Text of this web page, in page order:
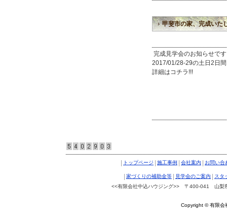
甲斐市の家、完成いた
完成見学会のお知らせで
2017/01/28-29の土日2日
詳細はコチラ!!!
トップページ 施工事例 会社案内 お問い合
家づくりの補助金等 見学会のご案内
スタ
<<有限会社中込ハウジング>> 〒400-041 山
Copyright © 有限会